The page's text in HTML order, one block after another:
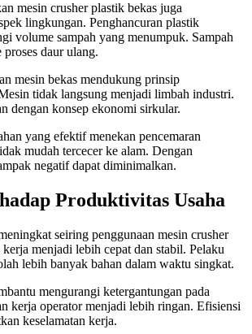
mesin crusher plastik bekas juga
lingkungan. Penghancuran plastik
volume sampah yang menumpuk. Sampah
daur ulang.
mesin bekas mendukung prinsip
tidak langsung menjadi limbah industri.
dengan konsep ekonomi sirkular.
yang efektif menekan pencemaran
mudah tercecer ke alam. Dengan
negatif dapat diminimalkan.
Produktivitas Usaha
seiring penggunaan mesin crusher
kerja menjadi lebih cepat dan stabil. Pelaku
lebih banyak bahan dalam waktu singkat.
mengurangi ketergantungan pada
kerja operator menjadi lebih ringan. Efisiensi
keselamatan kerja.